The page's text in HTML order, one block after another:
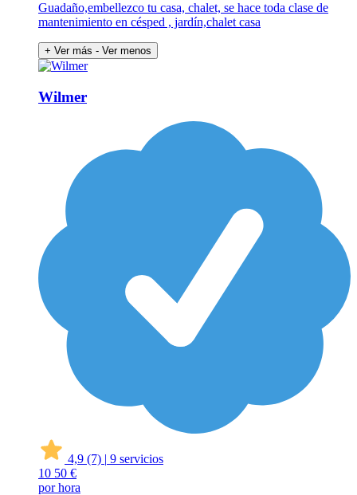
Guadaño,embellezco tu casa, chalet, se hace toda clase de
mantenimiento en césped , jardín,chalet casa
+ Ver más - Ver menos
Wilmer
4,9 (7) | 9 servicios
10 50 €
por hora